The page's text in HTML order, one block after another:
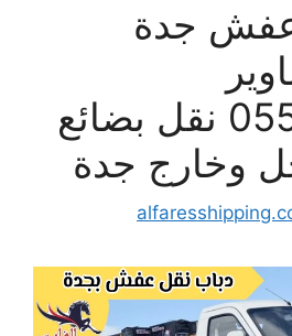
جدة
0553146298 نقل بضائع
وخارج جدة